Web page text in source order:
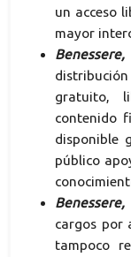
un acceso
mayor
gratuito,
contenido
disponible
público
cargos por
tampoco